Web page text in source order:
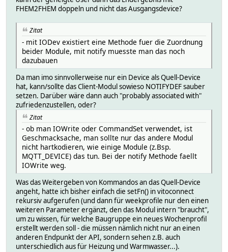
FHEM2FHEM doppeln und nicht das Ausgangsdevice?
Zitat
- mit IODev existiert eine Methode fuer die Zuordnung
beider Module, mit notify muesste man das noch
dazubauen
Da man imo sinnvollerweise nur ein Device als Quell-Device
hat, kann/sollte das Client-Modul sowieso NOTIFYDEF sauber
setzen. Darüber wäre dann auch "probably associated with"
zufriedenzustellen, oder?
Zitat
- ob man IOWrite oder CommandSet verwendet, ist
Geschmacksache, man sollte nur das andere Modul
nicht hartkodieren, wie einige Module (z.Bsp.
MQTT_DEVICE) das tun. Bei der notify Methode faellt
IOWrite weg.
Was das Weitergeben von Kommandos an das Quell-Device
angeht, hatte ich bisher einfach die setFn() in vitoconnect
rekursiv aufgerufen (und dann für weekprofile nur den einen
weiteren Parameter ergänzt, den das Modul intern "braucht",
um zu wissen, für welche Baugruppe ein neues Wochenprofil
erstellt werden soll - die müssen nämlich nicht nur an einen
anderen Endpunkt der API, sondern sehen z.B. auch
unterschiedlich aus für Heizung und Warmwasser...).